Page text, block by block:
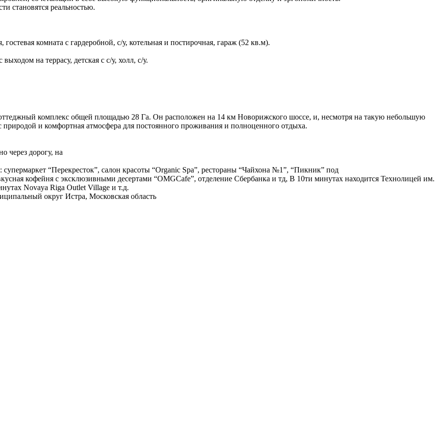
становятся реальностью.
комната с гардеробной, с/у, котельная и постирочная, гараж (52 кв.м).
на террасу, детская с с/у, холл, с/у.
комплекс общей площадью 28 Га. Он расположен на 14 км Новорижского шоссе, и, несмотря на такую небольшую
природой и комфортная атмосфера для постоянного проживания и полноценного отдыха.
через дорогу, на
“Перекресток”, салон красоты “Organic Spa”, рестораны “Чайхона №1”, “Пикник” под
кофейня с эксклюзивными десертами “OMGCafe”, отделение Сбербанка и тд, В 10ти минутах находится Технолицей им.
Novaya Riga Outlet Village и т.д.
округ Истра, Московская область